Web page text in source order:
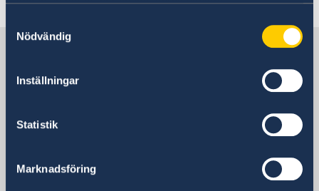
Nödvändig
Inställningar
Statistik
Marknadsföring
Sweden in Bangladesh, Dhaka
Visiting address
Gulshan 2